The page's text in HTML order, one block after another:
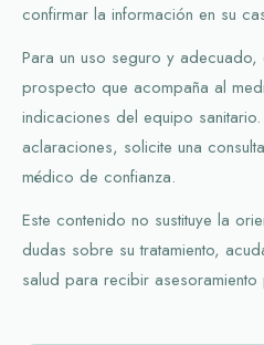
confirmar la información en su
Para un uso seguro y adecuado,
prospecto que acompaña al
indicaciones del equipo sanitario.
aclaraciones, solicite una
médico de confianza.
Este contenido no sustituye la
dudas sobre su tratamiento,
salud para recibir asesoramiento